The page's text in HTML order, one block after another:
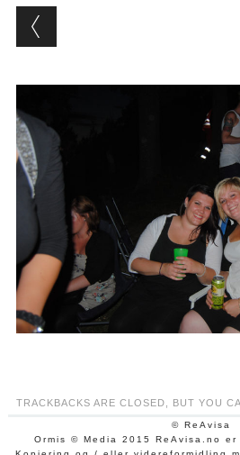
TRACKBACKS ARE CLOSED, BUT YOU
© ReAvisa
Ormis © Media 2015 ReAvisa.no